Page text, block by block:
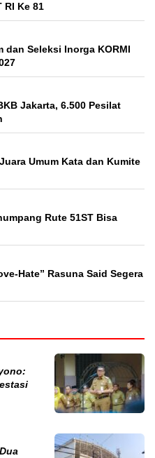
RI Ke 81
dan Seleksi Inorga KORMI
Jakarta, 6.500 Pesilat
Umum Kata dan Kumite
Rute 51ST Bisa
Hate” Rasuna Said Segera